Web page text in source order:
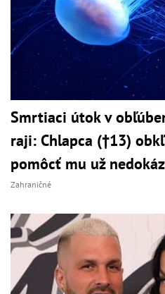
Smrtiaci útok v
raji: Chlapca (†13)
pomôcť mu už
Zahraničné